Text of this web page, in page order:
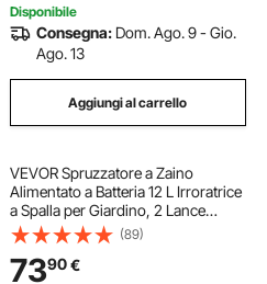
elettrico
frigo elettrica
Disponibile
Consegna: Dom. Ago. 9 - Gio.
Ago. 13
Aggiungi al carrello
VEVOR Spruzzatore a Zaino
Alimentato a Batteria 12 L Irroratrice
a Spalla per Giardino, 2 Lance
Retrattili e 5 Ugelli, Autonomia di 2
Ore, Spruzzatori Portatili per
Diserbanti, Bianco e Arancione
(89)
7390€